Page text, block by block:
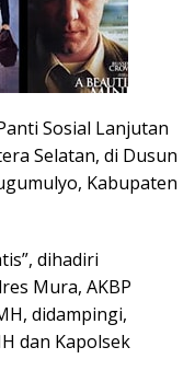
Sosial Lanjutan
Selatan, di Dusun
Kabupaten
dihadiri
Mura, AKBP
didampingi,
dan Kapolsek